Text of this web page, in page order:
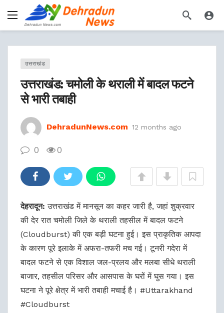
उत्तराखंड
उत्तराखंड: चमोली के थराली में बादल फटने
से भारी तबाही
DehradunNews.com 12 months ago
0 0
देहरादून: उत्तराखंड में मानसून का कहर जारी है, जहां शुक्रवार
की देर रात चमोली जिले के थराली तहसील में बादल फटने
(Cloudburst) की एक बड़ी घटना हुई। इस प्राकृतिक आपदा
के कारण पूरे इलाके में अफरा-तफरी मच गई। टूनरी गदेरा में
बादल फटने से एक विशाल जल-प्रलय और मलबा सीधे थराली
बाजार, तहसील परिसर और आसपास के घरों में घुस गया। इस
घटना ने पूरे क्षेत्र में भारी तबाही मचाई है। #Uttarakhand
#Cloudburst